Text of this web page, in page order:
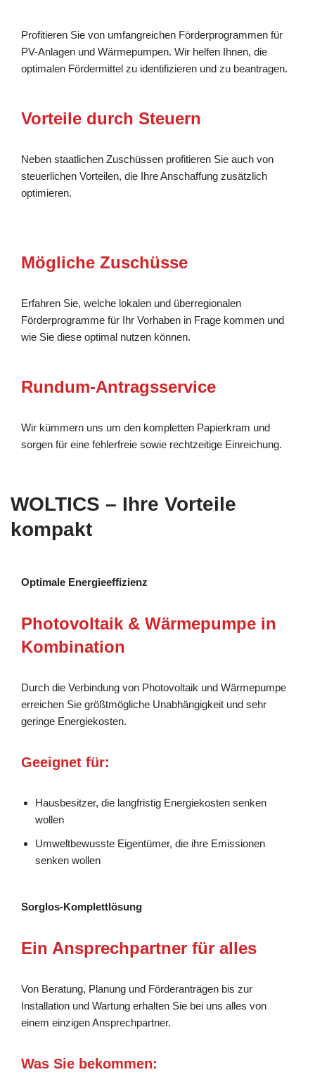
Profitieren Sie von umfangreichen Förderprogrammen für
PV-Anlagen und Wärmepumpen. Wir helfen Ihnen, die
optimalen Fördermittel zu identifizieren und zu beantragen.
Vorteile durch Steuern
Neben staatlichen Zuschüssen profitieren Sie auch von
steuerlichen Vorteilen, die Ihre Anschaffung zusätzlich
optimieren.
Mögliche Zuschüsse
Erfahren Sie, welche lokalen und überregionalen
Förderprogramme für Ihr Vorhaben in Frage kommen und
wie Sie diese optimal nutzen können.
Rundum-Antragsservice
Wir kümmern uns um den kompletten Papierkram und
sorgen für eine fehlerfreie sowie rechtzeitige Einreichung.
WOLTICS – Ihre Vorteile
kompakt
Optimale Energieeffizienz
Photovoltaik & Wärmepumpe in
Kombination
Durch die Verbindung von Photovoltaik und Wärmepumpe
erreichen Sie größtmögliche Unabhängigkeit und sehr
geringe Energiekosten.
Geeignet für:
Hausbesitzer, die langfristig Energiekosten senken
wollen
Umweltbewusste Eigentümer, die ihre Emissionen
senken wollen
Sorglos-Komplettlösung
Ein Ansprechpartner für alles
Von Beratung, Planung und Förderanträgen bis zur
Installation und Wartung erhalten Sie bei uns alles von
einem einzigen Ansprechpartner.
Was Sie bekommen: